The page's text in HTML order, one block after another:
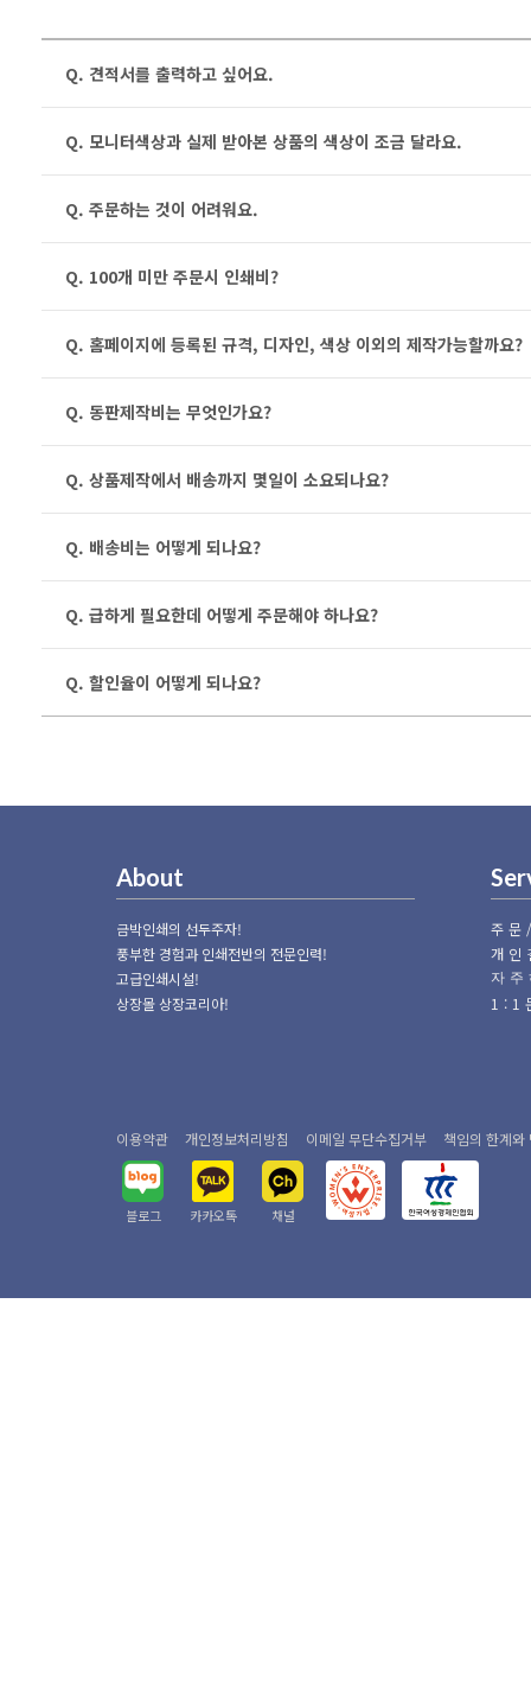
Q. 견적서를 출력하고 싶어요.
Q. 모니터색상과 실제 받아본 상품의 색상이 조금 달라요.
Q. 주문하는 것이 어려워요.
Q. 100개 미만 주문시 인쇄비?
Q. 홈페이지에 등록된 규격, 디자인, 색상 이외의 제작가능할까요?
Q. 동판제작비는 무엇인가요?
Q. 상품제작에서 배송까지 몇일이 소요되나요?
Q. 배송비는 어떻게 되나요?
Q. 급하게 필요한데 어떻게 주문해야 하나요?
Q. 할인율이 어떻게 되나요?
About
금박인쇄의 선두주자!
풍부한 경험과 인쇄전반의 전문인력!
고급인쇄시설!
상장몰 상장코리아!
주
개인
자
1:1
이용약관 개인정보처리방침 이메일 무단수집거부 책임의 한계와
블로그 카카오톡 채널